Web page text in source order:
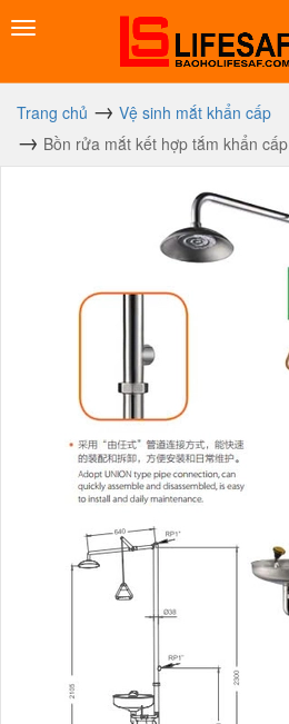
Trang chủ
Vệ sinh mắt khẩn cấp
Bồn rửa mắt kết hợp tắm khẩn